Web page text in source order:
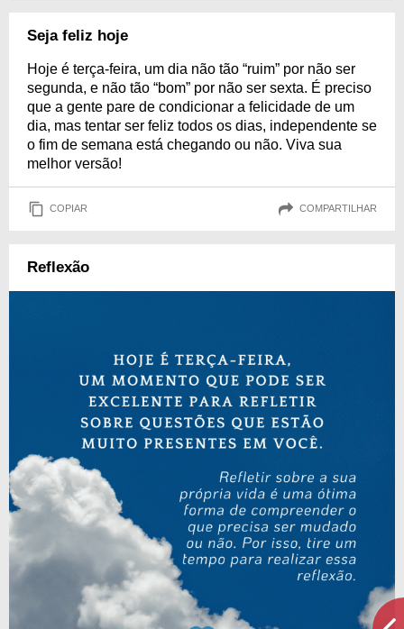
Seja feliz hoje
Hoje é terça-feira, um dia não tão “ruim” por não ser
segunda, e não tão “bom” por não ser sexta. É preciso
que a gente pare de condicionar a felicidade de um
dia, mas tentar ser feliz todos os dias, independente se
o fim de semana está chegando ou não. Viva sua
melhor versão!
COPIAR COMPARTILHAR
Reflexão